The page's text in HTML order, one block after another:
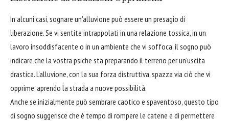
In alcuni casi, sognare un'alluvione può essere un presagio di
liberazione. Se vi sentite intrappolati in una relazione tossica, in un
lavoro insoddisfacente o in un ambiente che vi soffoca, il sogno può
indicare che la vostra psiche sta preparando il terreno per un'uscita
drastica. L'alluvione, con la sua forza distruttiva, spazza via ciò che vi
opprime, aprendo la strada a nuove possibilità.
Anche se inizialmente può sembrare caotico e spaventoso, questo tipo
di sogno suggerisce che è tempo di rompere le catene e di permettere